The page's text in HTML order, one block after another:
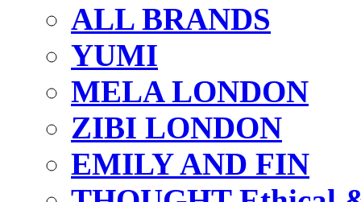
ALL BRANDS
YUMI
MELA LONDON
ZIBI LONDON
EMILY AND FIN